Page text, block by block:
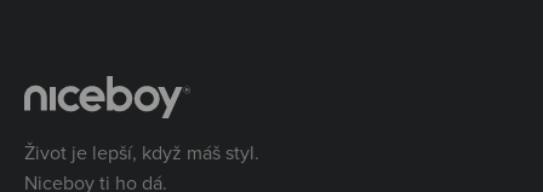
Život je lepší, když máš styl.
Niceboy ti ho dá.